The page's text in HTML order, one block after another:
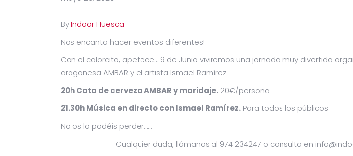
ByIndoor Huesca
Nos encanta hacer eventos diferentes!
Con el calorcito, apetece… 9 de Junio viviremos una jornada muy divertida
aragonesa AMBAR y el artista Ismael Ramírez
20h Cata de cerveza AMBAR y maridaje. 20€/persona
21.30h Música en directo con Ismael Ramírez. Para todos los públicos
No os lo podéis perder……
Cualquier duda, llámanos al 974 234247 o consulta en